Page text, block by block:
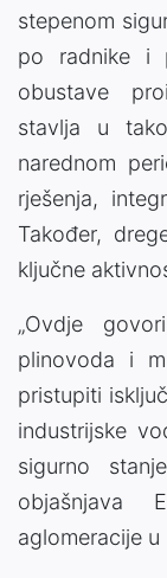
stepenom
po radnike i
obustave
stavlja u
narednom
rješenja,
Također,
ključne
„Ovdje
plinovoda i
pristupiti
industrijske
sigurno
objašnjava
aglomeracije